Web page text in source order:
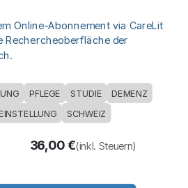
Online-Abonnement via CareLit
Rechercheoberfläche der
PFLEGE STUDIE DEMENZ
SCHWEIZ
36,00€(inkl. Steuern)